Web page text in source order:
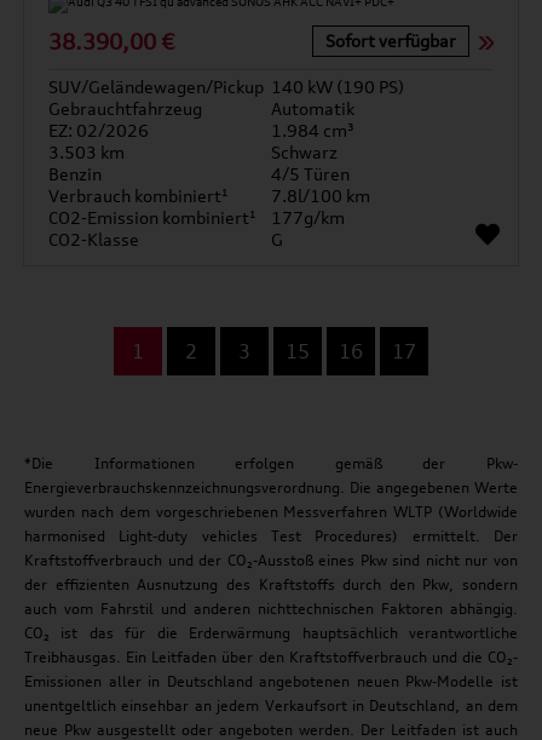
38.390,00 € Sofort verfügbar
SUV/Geländewagen/Pickup 140 kW (190 PS)
Gebrauchtfahrzeug
Automatik
EZ: 02/2026
1.984 cm³
3.503 km
Schwarz
Benzin
4/5 Türen
Verbrauch kombiniert¹
7.8l/100 km
CO2-Emission kombiniert¹
177g/km
CO2-Klasse
G
1 2 3 15 16 17
*Die Informationen erfolgen gemäß der Pkw-
Energieverbrauchskennzeichnungsverordnung. Die angegebenen Werte
wurden nach dem vorgeschriebenen Messverfahren WLTP (Worldwide
harmonised Light-duty vehicles Test Procedures) ermittelt. Der
Kraftstoffverbrauch und der CO₂-Ausstoß eines Pkw sind nicht nur von
der effizienten Ausnutzung des Kraftstoffs durch den Pkw, sondern
auch vom Fahrstil und anderen nichttechnischen Faktoren abhängig.
CO₂ ist das für die Erderwärmung hauptsächlich verantwortliche
Treibhausgas. Ein Leitfaden über den Kraftstoffverbrauch und die CO₂-
Emissionen aller in Deutschland angebotenen neuen Pkw-Modelle ist
unentgeltlich einsehbar an jedem Verkaufsort in Deutschland, an dem
neue Pkw ausgestellt oder angeboten werden. Der Leitfaden ist auch